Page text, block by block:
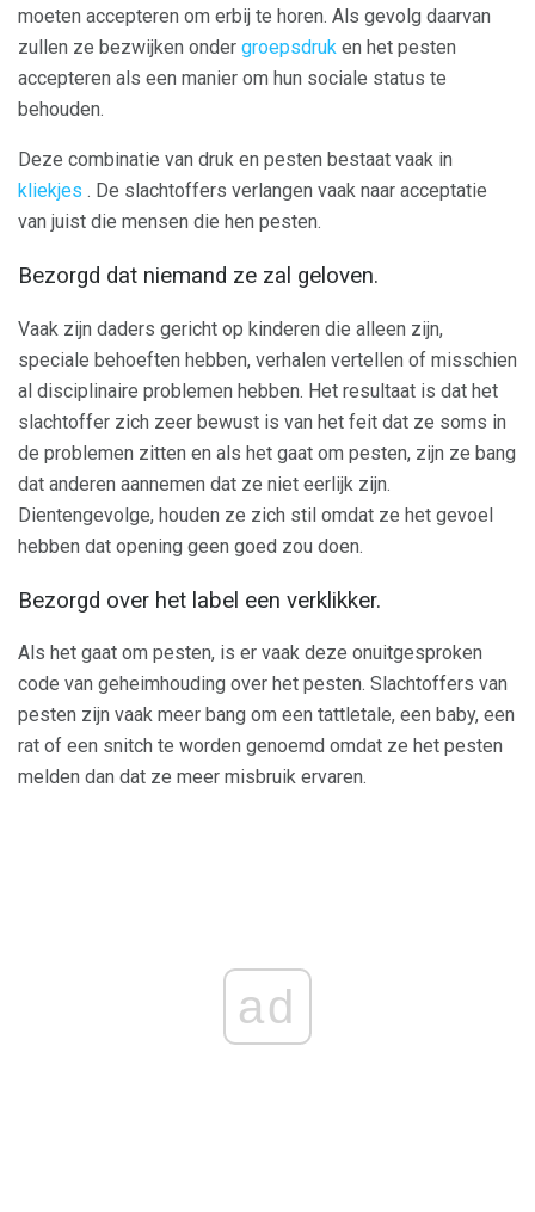
moeten accepteren om erbij te horen. Als gevolg daarvan
zullen ze bezwijken onder groepsdruk en het pesten
accepteren als een manier om hun sociale status te
behouden.
Deze combinatie van druk en pesten bestaat vaak in
kliekjes . De slachtoffers verlangen vaak naar acceptatie
van juist die mensen die hen pesten.
Bezorgd dat niemand ze zal geloven.
Vaak zijn daders gericht op kinderen die alleen zijn,
speciale behoeften hebben, verhalen vertellen of misschien
al disciplinaire problemen hebben. Het resultaat is dat het
slachtoffer zich zeer bewust is van het feit dat ze soms in
de problemen zitten en als het gaat om pesten, zijn ze bang
dat anderen aannemen dat ze niet eerlijk zijn.
Dientengevolge, houden ze zich stil omdat ze het gevoel
hebben dat opening geen goed zou doen.
Bezorgd over het label een verklikker.
Als het gaat om pesten, is er vaak deze onuitgesproken
code van geheimhouding over het pesten. Slachtoffers van
pesten zijn vaak meer bang om een ​​tattletale, een baby, een
rat of een snitch te worden genoemd omdat ze het pesten
melden dan dat ze meer misbruik ervaren.
ad